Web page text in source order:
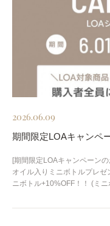
2026.06.09
期間限定LOAキャンペ
[期間限定LOAキャンペーン
オイル入りミニボトルプレゼ
ニボトル+10%OFF！！ (ミ